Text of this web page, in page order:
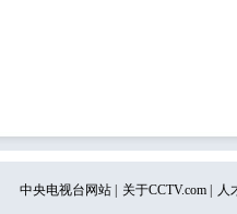
中央电视台网站 关于CCTV.com 人